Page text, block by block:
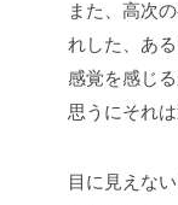
また、高次
れした、あ
感覚を感じ
思うにそれは
目に見えな